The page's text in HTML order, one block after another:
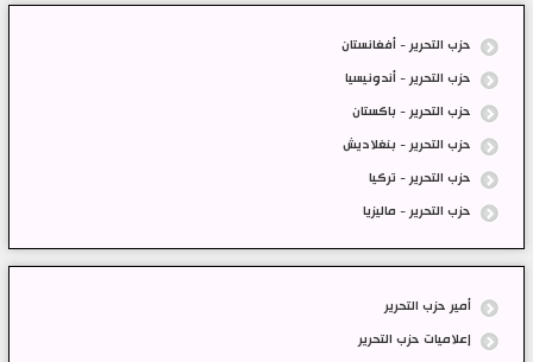
حزب التحرير - أفغانستان
حزب التحرير - أندونيسيا
حزب التحرير - باكستان
حزب التحرير - بنغلاديش
حزب التحرير - تركيا
حزب التحرير - ماليزيا
أمير حزب التحرير
إعلاميات حزب التحرير